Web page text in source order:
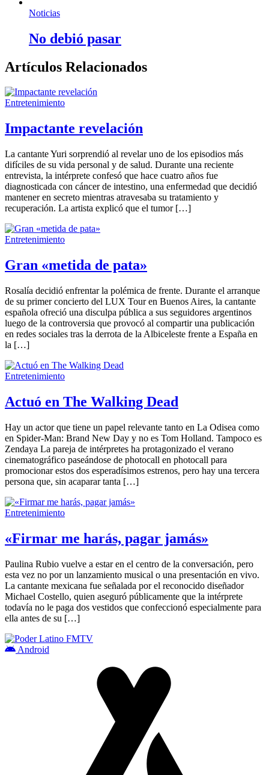
Noticias
No debió pasar
Artículos Relacionados
Entretenimiento
Impactante revelación
La cantante Yuri sorprendió al revelar uno de los episodios más
difíciles de su vida personal y de salud. Durante una reciente
entrevista, la intérprete confesó que hace cuatro años fue
diagnosticada con cáncer de intestino, una enfermedad que decidió
mantener en secreto mientras atravesaba su tratamiento y
recuperación. La artista explicó que el tumor […]
Entretenimiento
Gran «metida de pata»
Rosalía decidió enfrentar la polémica de frente. Durante el arranque
de su primer concierto del LUX Tour en Buenos Aires, la cantante
española ofreció una disculpa pública a sus seguidores argentinos
luego de la controversia que provocó al compartir una publicación
en redes sociales tras la derrota de la Albiceleste frente a España en
la […]
Entretenimiento
Actuó en The Walking Dead
Hay un actor que tiene un papel relevante tanto en La Odisea como
en Spider-Man: Brand New Day y no es Tom Holland. Tampoco es
Zendaya La pareja de intérpretes ha protagonizado el verano
cinematográfico paseándose de photocall en photocall para
promocionar estos dos esperadísimos estrenos, pero hay una tercera
persona que, sin acaparar tanta […]
Entretenimiento
«Firmar me harás, pagar jamás»
Paulina Rubio vuelve a estar en el centro de la conversación, pero
esta vez no por un lanzamiento musical o una presentación en vivo.
La cantante mexicana fue señalada por el reconocido diseñador
Michael Costello, quien aseguró públicamente que la intérprete
todavía no le paga dos vestidos que confeccionó especialmente para
ella antes de su […]
Android